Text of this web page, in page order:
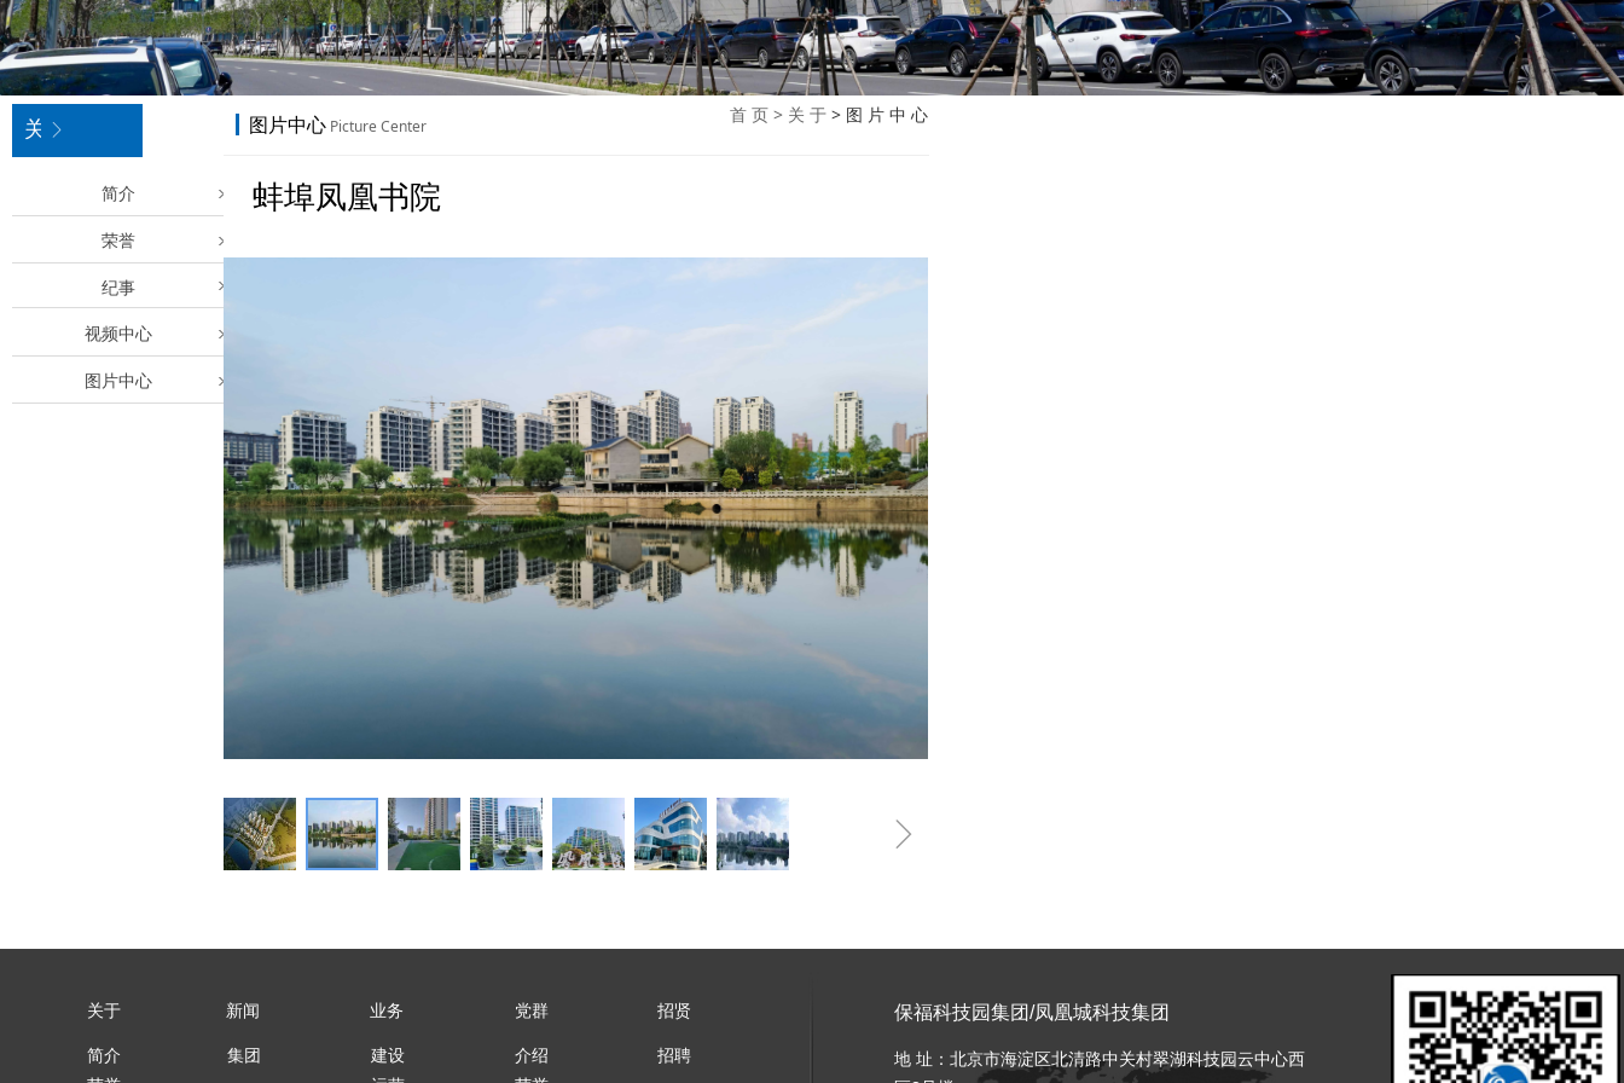
图片中心 Picture Center
首 页 > 关 于 > 图 片 中 心
关于
ꁕ
简介
荣誉
纪事
视频中心
图片中心
ꁆ ꁇ
蚌埠凤凰书院
保福科技园集团/凤凰城科技集团
地 址：北京市海淀区北清路中关村翠湖科技园云中心西
简介
新闻
集团
业务
建设
党群
介绍
招贤
招聘
关于